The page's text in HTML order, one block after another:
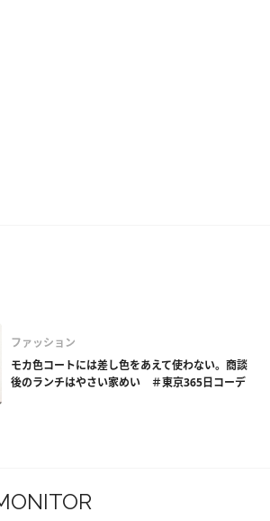
ファッション
モカ色コートには差し色をあえて使わない。商談
後のランチはやさい家めい ＃東京365日コーデ